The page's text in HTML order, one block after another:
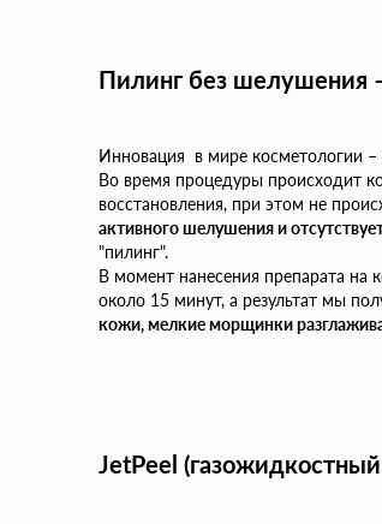
Пилинг без шелушения
Инновация в мире косметологии –
Во время процедуры происходит
восстановления, при этом не
активного шелушения и
"пилинг".
В момент нанесения препарата
около 15 минут, а результат мы
кожи, мелкие морщинки
JetPeel